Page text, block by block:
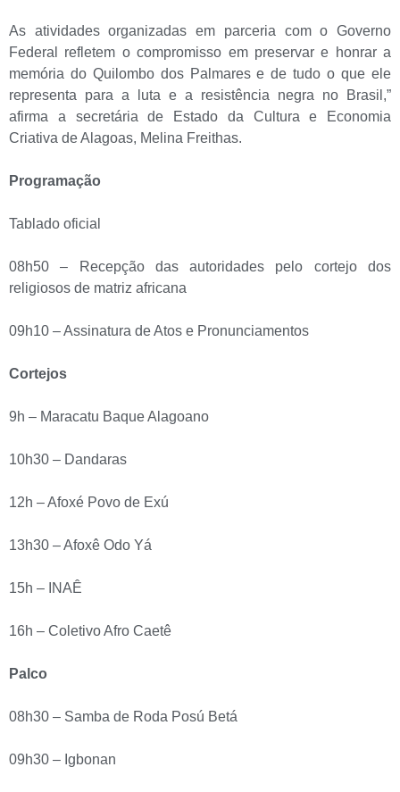
As atividades organizadas em parceria com o Governo
Federal refletem o compromisso em preservar e honrar a
memória do Quilombo dos Palmares e de tudo o que ele
representa para a luta e a resistência negra no Brasil,”
afirma a secretária de Estado da Cultura e Economia
Criativa de Alagoas, Melina Freithas.
Programação
Tablado oficial
08h50 – Recepção das autoridades pelo cortejo dos
religiosos de matriz africana
09h10 – Assinatura de Atos e Pronunciamentos
Cortejos
9h – Maracatu Baque Alagoano
10h30 – Dandaras
12h – Afoxé Povo de Exú
13h30 – Afoxê Odo Yá
15h – INAÊ
16h – Coletivo Afro Caetê
Palco
08h30 – Samba de Roda Posú Betá
09h30 – Igbonan